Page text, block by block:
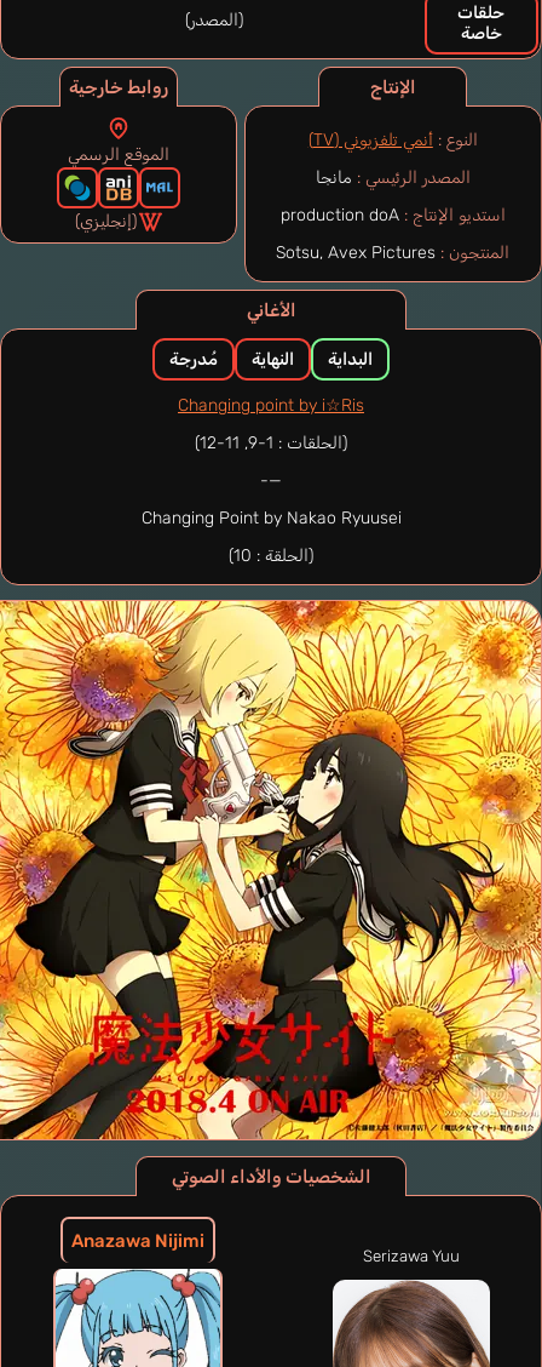
الإنتاج
النوع :أنمي تلفزيوني (TV)
المصدر الرئيسي : مانجا
استديو الإنتاج : production doA
المنتجون :
حلقات
خاصة
(المصدر)
الأغاني
البداية النهاية مُدرجة
Changing point by i☆Ris
(الحلقات : 1-9, 11-12)
—-
Changing Point by Nakao Ryuusei
(الحلقة : 10)
الشخصيات والأداء الصوتي
Anazawa Nijimi
Serizawa Yuu
روابط خارجية
الموقع الرسمي
(إنجليزي)